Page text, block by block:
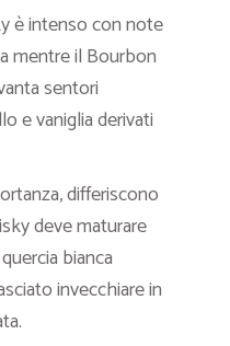
è intenso con note
mentre il Bourbon
sentori
e vaniglia derivati
differiscono
deve maturare
bianca
invecchiare in